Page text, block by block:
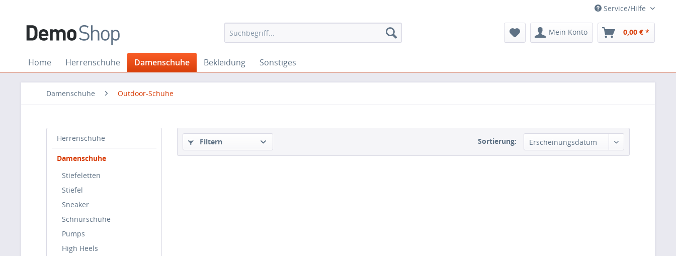
Service/Hilfe
Mein Konto 0,00 € *
Home Herrenschuhe Damenschuhe Bekleidung Sonstiges
Damenschuhe Outdoor-Schuhe
Herrenschuhe
Damenschuhe
Stiefeletten
Stiefel
Sneaker
Schnürschuhe
Pumps
High Heels
Filtern Sortierung: Erscheinungsdatum